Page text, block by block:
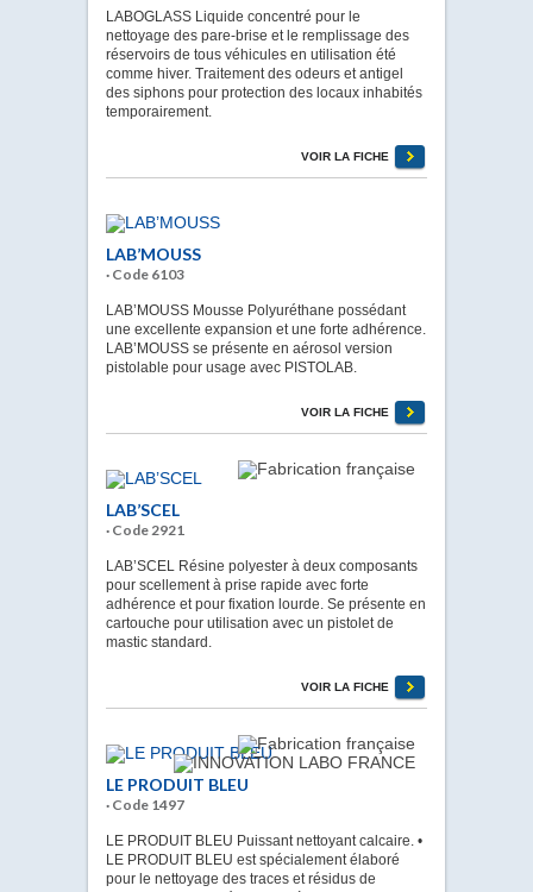
LABOGLASS Liquide concentré pour le
nettoyage des pare-brise et le remplissage des
réservoirs de tous véhicules en utilisation été
comme hiver. Traitement des odeurs et antigel
des siphons pour protection des locaux inhabités
temporairement.
VOIR LA FICHE
LAB’MOUSS
· Code 6103
LAB’MOUSS Mousse Polyuréthane possédant
une excellente expansion et une forte adhérence.
LAB’MOUSS se présente en aérosol version
pistolable pour usage avec PISTOLAB.
VOIR LA FICHE
LAB’SCEL
· Code 2921
LAB’SCEL Résine polyester à deux composants
pour scellement à prise rapide avec forte
adhérence et pour fixation lourde. Se présente en
cartouche pour utilisation avec un pistolet de
mastic standard.
VOIR LA FICHE
LE PRODUIT BLEU
· Code 1497
LE PRODUIT BLEU Puissant nettoyant calcaire. •
LE PRODUIT BLEU est spécialement élaboré
pour le nettoyage des traces et résidus de